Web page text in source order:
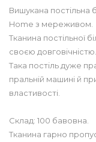
Вишукана постільна
Home з мереживом.
Тканина постільної
своєю довговічністю.
Така постіль дуже
пральній машині й
властивості.
Склад: 100 бавовна.
Тканина гарно